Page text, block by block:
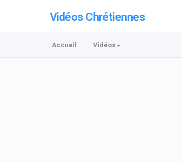
Vidéos Chrétiennes
Accueil Vidéos